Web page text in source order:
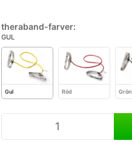
theraband-farver:
GUL
Gul Röd Grön